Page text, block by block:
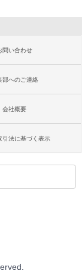
問い合わせ
部へのご連絡
会社概要
引法に基づく表示